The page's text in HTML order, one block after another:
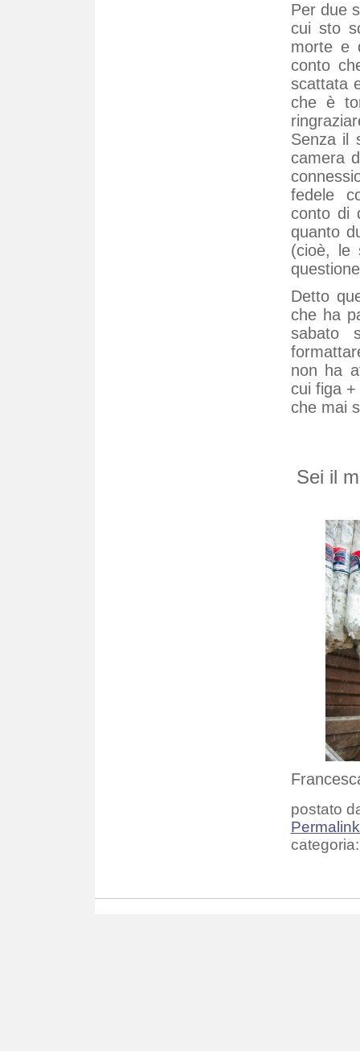
Per due
cui sto
morte e
conto
scattata
che è
Senza il
camera
fedele
conto di
quanto
(cioè, le
Detto
che ha
sabato
non ha
cui figa
che mai
Sei il
postato
categoria: